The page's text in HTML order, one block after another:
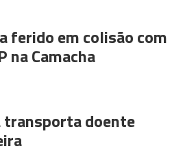
ferido em colisão com
na Camacha
transporta doente